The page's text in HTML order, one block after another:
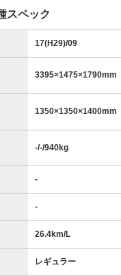
スペック
17(H29)/09
3395×1475×1790mm
1350×1350×1400mm
-/-/940kg
-
-
26.4km/L
レギュラー